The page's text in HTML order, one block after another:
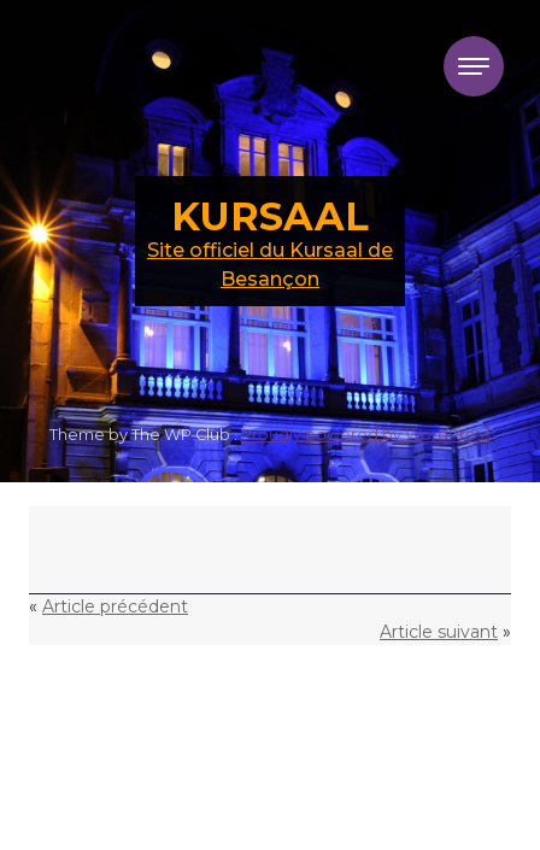
« Article précédent
Article suivant »
KURSAAL
Site officiel du Kursaal de
Besançon
Theme by The WP Club .Proudly powered by WordPress